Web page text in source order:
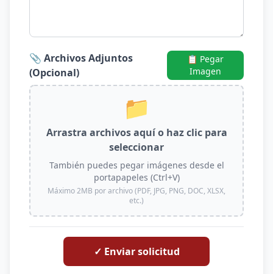
📎 Archivos Adjuntos
(Opcional)
📋 Pegar
Imagen
📁
Arrastra archivos aquí o haz clic para
seleccionar
También puedes pegar imágenes desde el
portapapeles (Ctrl+V)
Máximo 2MB por archivo (PDF, JPG, PNG, DOC, XLSX,
etc.)
✓ Enviar solicitud